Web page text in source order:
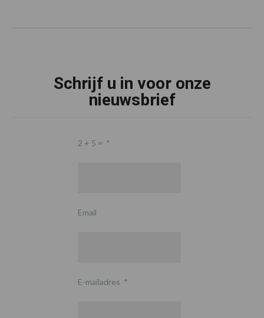
Schrijf u in voor onze
nieuwsbrief
2 + 5 = *
Email
E-mailadres *